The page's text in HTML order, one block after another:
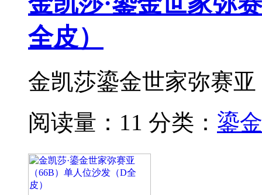
全皮）
金凯莎鎏金世家弥赛
阅读量：11 分类： 鎏